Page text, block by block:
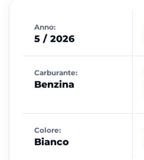
Anno:
5 / 2026
Carburante:
Benzina
Colore:
Bianco